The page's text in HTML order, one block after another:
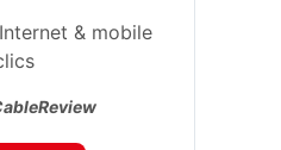
& mobile